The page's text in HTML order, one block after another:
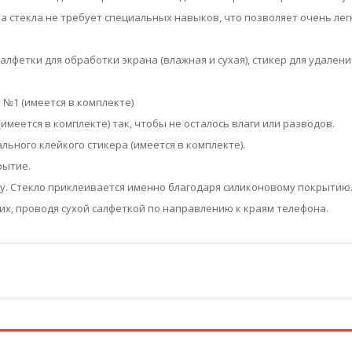
не требует специальных навыков, что позволяет очень
для обработки экрана (влажная и сухая), стикер для
(имеется в комплекте)
в комплекте) так, чтобы не осталось влаги или разводов.
клейкого стикера (имеется в комплекте).
Стекло приклеивается именно благодаря силиконовому покрытию.
проводя сухой салфеткой по направлению к краям телефона.